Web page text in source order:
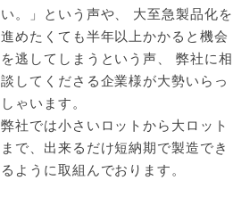
い。」という声や、 大至急製品化を
進めたくても半年以上かかると機会
を逃してしまうという声、 弊社に相
談してくださる企業様が大勢いらっ
しゃいます。
弊社では小さいロットから大ロット
まで、出来るだけ短納期で製造でき
るように取組んでおります。